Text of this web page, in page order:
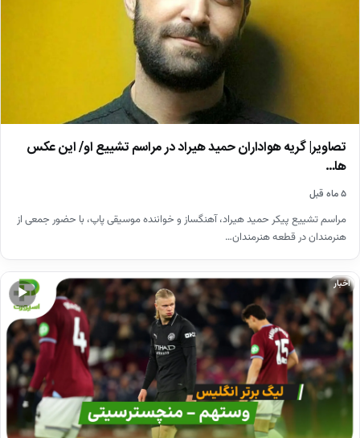
تصاویر| گریه هواداران حمید هیراد در مراسم تشییع او/ این عکس
ها…
۵ ماه قبل
مراسم تشییع پیکر حمید هیراد، آهنگساز و خواننده موسیقی پاپ، با حضور جمعی از
هنرمندان در قطعه هنرمندان…
▶
اخبار